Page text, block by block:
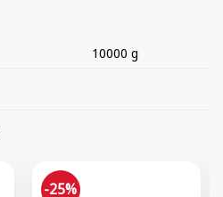
10000 g
-25%